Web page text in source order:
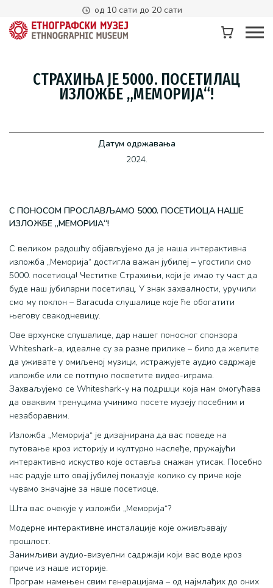
од 10 сати до 20 сати
СТРАХИЊА ЈЕ 5000. ПОСЕТИЛАЦ
ИЗЛОЖБЕ „МЕМОРИЈА“!
Датум одржавања
2024.
С ПОНОСОМ ПРОСЛАВЉАМО 5000. ПОСЕТИОЦА НАШЕ
ИЗЛОЖБЕ „МЕМОРИЈА“!
С великом радошћу објављујемо да је наша интерактивна
изложба „Меморија“ достигла важан јубилеј – угостили смо
5000. посетиоца! Честитке Страхињи, који је имао ту част да
буде наш јубиларни посетилац. У знак захвалности, уручили
смо му поклон – Baracuda слушалице које ће обогатити
његову свакодневицу.
Ове врхунске слушалице, дар нашег поносног спонзора
Whiteshark-а, идеалне су за разне прилике – било да желите
да уживате у омиљеној музици, истражујете аудио садржаје
изложбе или се потпуно посветите видео-играма.
Захваљујемо се Whiteshark-у на подршци која нам омогућава
да оваквим тренуцима учинимо посете музеју посебним и
незаборавним.
Изложба „Меморија“ је дизајнирана да вас поведе на
путовање кроз историју и културно наслеђе, пружајући
интерактивно искуство које оставља снажан утисак. Посебно
нас радује што овај јубилеј показује колико су приче које
чувамо значајне за наше посетиоце.
Шта вас очекује у изложби „Меморија“?
Модерне интерактивне инсталације које оживљавају
прошлост.
Занимљиви аудио-визуелни садржаји који вас воде кроз
приче из наше историје.
Програм намењен свим генерацијама – од најмлађих до оних